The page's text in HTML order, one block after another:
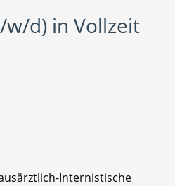
w/d) in Vollzeit
Internistische